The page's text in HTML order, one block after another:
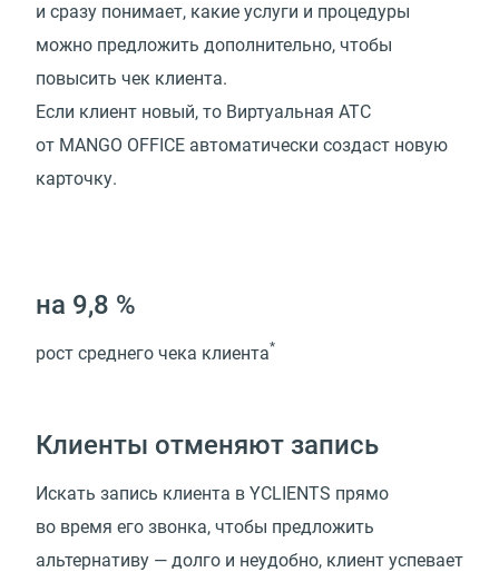
и сразу понимает, какие услуги и процедуры
можно предложить дополнительно, чтобы
повысить чек клиента.
Если клиент новый, то Виртуальная АТС
от MANGO OFFICE автоматически создаст новую
карточку.
на 9,8 %
рост среднего чека клиента*
Клиенты отменяют запись
Искать запись клиента в YCLIENTS прямо
во время его звонка, чтобы предложить
альтернативу — долго и неудобно, клиент успевает